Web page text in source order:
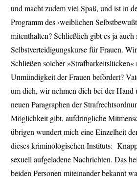
und macht zudem viel Spaß, und ist in
Programm des ›weiblichen
mitenthalten? Schließlich gibt es ja auch
Selbstverteidigungskurse für Frauen.
Schließen solcher »Strafbarkeitslücken«
Unmündigkeit der Frauen befördert?
um dich, wir nehmen dich bei der Hand
neuen Paragraphen der
Möglichkeit gibt, aufdringliche
übrigen wundert mich eine Einzelheit
dieses kriminologischen Instituts:
sexuell aufgeladene Nachrichten. Das
beiden Personen miteinander bekannt